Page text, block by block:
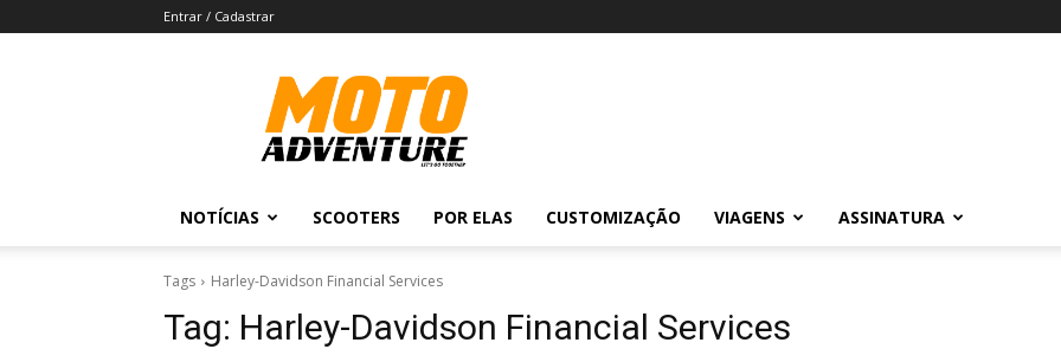
Entrar / Cadastrar
Revista
Moto
Adventure
NOTÍCIAS SCOOTERS POR ELAS CUSTOMIZAÇÃO VIAGENS ASSINATURA
Tags Harley-Davidson Financial Services
Tag: Harley-Davidson Financial Services